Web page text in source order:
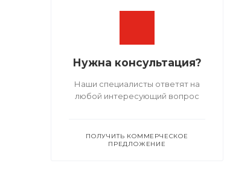
Нужна консультация?
Наши специалисты ответят на
любой интересующий вопрос
ПОЛУЧИТЬ КОММЕРЧЕСКОЕ
ПРЕДЛОЖЕНИЕ